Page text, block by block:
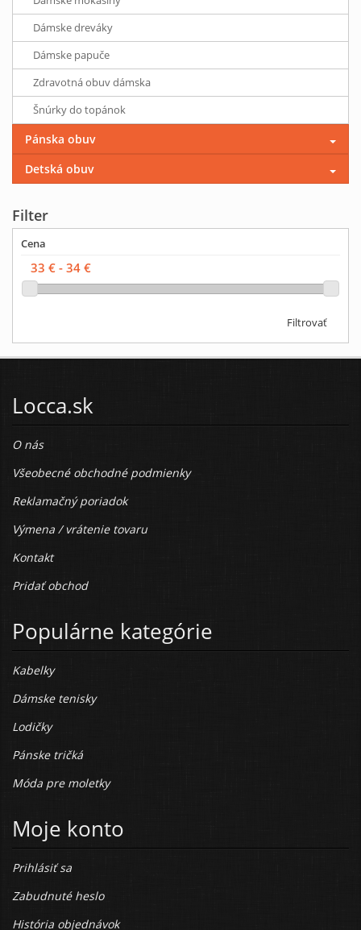
Dámske dreváky
Dámske papuče
Zdravotná obuv dámska
Šnúrky do topánok
Pánska obuv
Detská obuv
Filter
Cena
Filtrovať
Locca.sk
O nás
Všeobecné obchodné podmienky
Reklamačný poriadok
Výmena / vrátenie tovaru
Kontakt
Pridať obchod
Populárne kategórie
Kabelky
Dámske tenisky
Lodičky
Pánske tričká
Móda pre moletky
Moje konto
Prihlásiť sa
Zabudnuté heslo
História objednávok